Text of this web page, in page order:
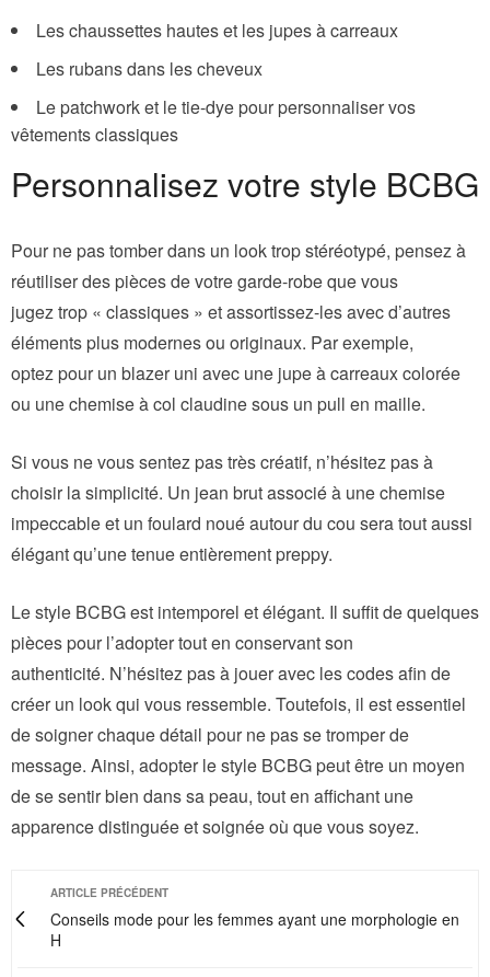
Les chaussettes hautes et les jupes à carreaux
Les rubans dans les cheveux
Le patchwork et le tie-dye pour personnaliser vos
vêtements classiques
Personnalisez votre style BCBG
Pour ne pas tomber dans un look trop stéréotypé, pensez à
réutiliser des pièces de votre garde-robe que vous
jugez trop « classiques » et assortissez-les avec d’autres
éléments plus modernes ou originaux. Par exemple,
optez pour un blazer uni avec une jupe à carreaux colorée
ou une chemise à col claudine sous un pull en maille.
Si vous ne vous sentez pas très créatif, n’hésitez pas à
choisir la simplicité. Un jean brut associé à une chemise
impeccable et un foulard noué autour du cou sera tout aussi
élégant qu’une tenue entièrement preppy.
Le style BCBG est intemporel et élégant. Il suffit de quelques
pièces pour l’adopter tout en conservant son
authenticité. N’hésitez pas à jouer avec les codes afin de
créer un look qui vous ressemble. Toutefois, il est essentiel
de soigner chaque détail pour ne pas se tromper de
message. Ainsi, adopter le style BCBG peut être un moyen
de se sentir bien dans sa peau, tout en affichant une
apparence distinguée et soignée où que vous soyez.
ARTICLE PRÉCÉDENT
Conseils mode pour les femmes ayant une morphologie en
H